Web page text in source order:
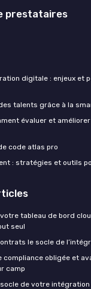
prestataires
digitale : enjeux et
talents grâce à la
évaluer et
code atlas pro
: stratégies et outils
tableau de bord
seul
le socle de
compliance obligée et
camp
de votre